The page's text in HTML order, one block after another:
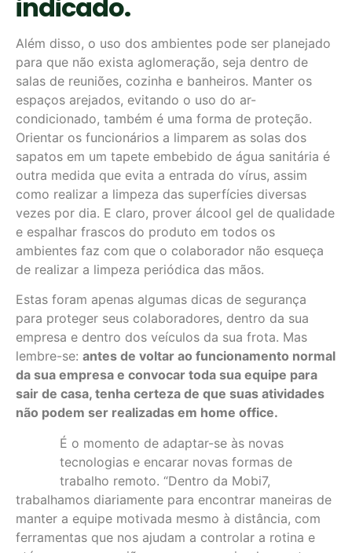
indicado.
Além disso, o uso dos ambientes pode ser planejado
para que não exista aglomeração, seja dentro de
salas de reuniões, cozinha e banheiros. Manter os
espaços arejados, evitando o uso do ar-
condicionado, também é uma forma de proteção.
Orientar os funcionários a limparem as solas dos
sapatos em um tapete embebido de água sanitária é
outra medida que evita a entrada do vírus, assim
como realizar a limpeza das superfícies diversas
vezes por dia. E claro, prover álcool gel de qualidade
e espalhar frascos do produto em todos os
ambientes faz com que o colaborador não esqueça
de realizar a limpeza periódica das mãos.
Estas foram apenas algumas dicas de segurança
para proteger seus colaboradores, dentro da sua
empresa e dentro dos veículos da sua frota. Mas
lembre-se: antes de voltar ao funcionamento normal
da sua empresa e convocar toda sua equipe para
sair de casa, tenha certeza de que suas atividades
não podem ser realizadas em home office.
É o momento de adaptar-se às novas
tecnologias e encarar novas formas de
trabalho remoto. “Dentro da Mobi7,
trabalhamos diariamente para encontrar maneiras de
manter a equipe motivada mesmo à distância, com
ferramentas que nos ajudam a controlar a rotina e